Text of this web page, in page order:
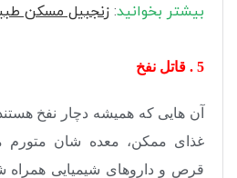
بیشتر بخوانید: زنجبیل مسکن
5 . قاتل نفخ
آن هایی که همیشه دچار نفخ
غذای ممکن، معده شان متورم
قرص و داروهای شیمیایی همراه